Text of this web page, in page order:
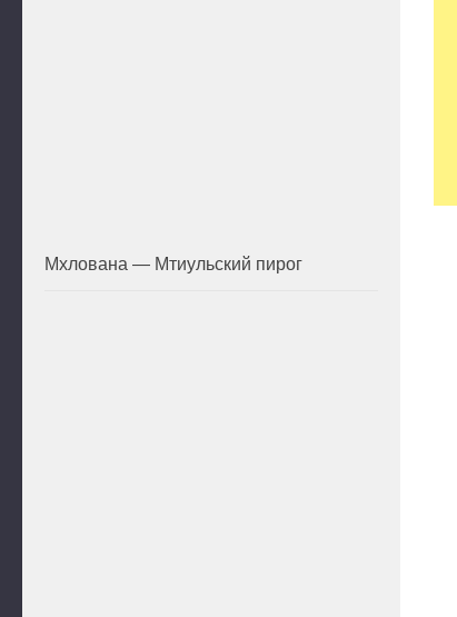
Мхлована — Мтиульский пирог